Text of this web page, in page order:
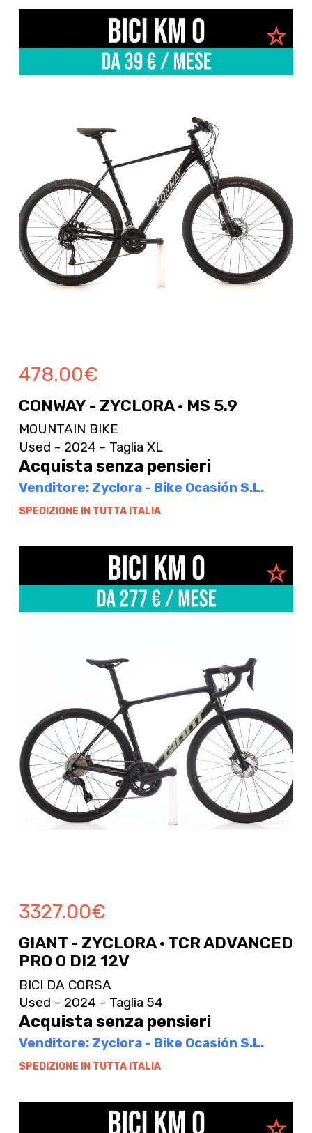
478.00€
CONWAY - ZYCLORA · MS 5.9
MOUNTAIN BIKE
Used - 2024 - Taglia XL
Acquista senza pensieri
Venditore: Zyclora - Bike Ocasión S.L.
SPEDIZIONE IN TUTTA ITALIA
3327.00€
GIANT - ZYCLORA · TCR ADVANCED
PRO 0 DI2 12V
BICI DA CORSA
Used - 2024 - Taglia 54
Acquista senza pensieri
Venditore: Zyclora - Bike Ocasión S.L.
SPEDIZIONE IN TUTTA ITALIA